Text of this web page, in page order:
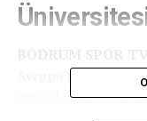
Avrupa Kupası
mücadelede tur